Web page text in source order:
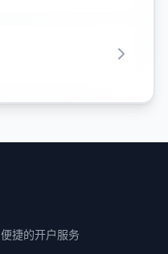
捷的开户服务